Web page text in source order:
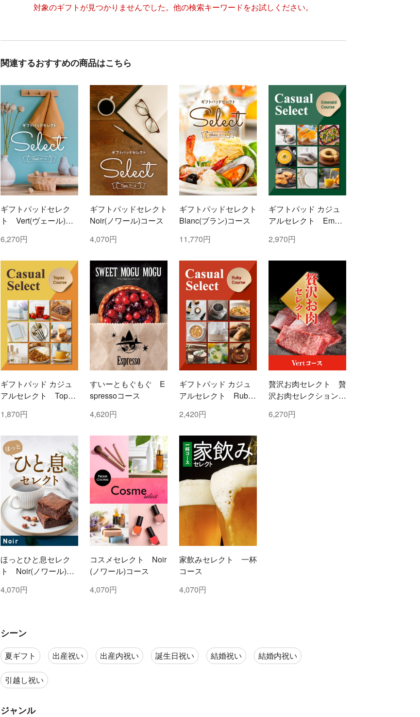
対象のギフトが見つかりませんでした。 他の検索キーワードをお試しください。
関連するおすすめの商品はこちら
ギフトパッドセレク
ト Vert(ヴェール)コ
6,270円
ギフトパッドセレクト
Noir(ノワール)コース
4,070円
ギフトパッドセレクト
Blanc(ブラン)コース
11,770円
ギフトパッド カジュ
アルセレクト Emera
2,970円
ギフトパッド カジュ
アルセレクト Topaz
1,870円
すいーともぐもぐ E
spressoコース
4,620円
ギフトパッド カジュ
アルセレクト Ruby
2,420円
贅沢お肉セレクト 贅
沢お肉セレクション
6,270円
ほっとひと息セレク
ト Noir(ノワール)コ
4,070円
コスメセレクト Noir
(ノワール)コース
4,070円
家飲みセレクト 一杯
コース
4,070円
シーン
夏ギフト 出産祝い 出産内祝い 誕生日祝い 結婚祝い 結婚内祝い
引越し祝い
ジャンル